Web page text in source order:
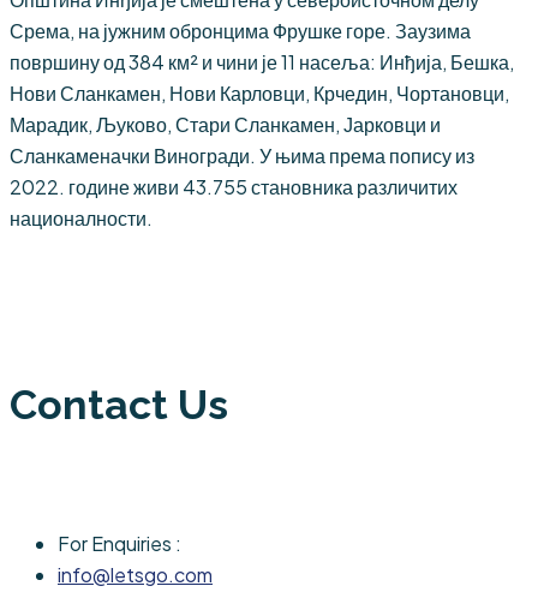
Срема, на јужним обронцима Фрушке горе. Заузима
површину од 384 км² и чини је 11 насеља: Инђија, Бешка,
Нови Сланкамен, Нови Карловци, Крчедин, Чортановци,
Марадик, Љуково, Стари Сланкамен, Јарковци и
Сланкаменачки Виногради. У њима према попису из
2022. године живи 43.755 становника различитих
националности.
Contact Us
For Enquiries :
info@letsgo.com